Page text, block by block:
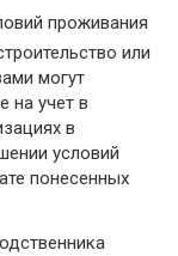
проживания
или
могут
на учет в
в
условий
понесенных